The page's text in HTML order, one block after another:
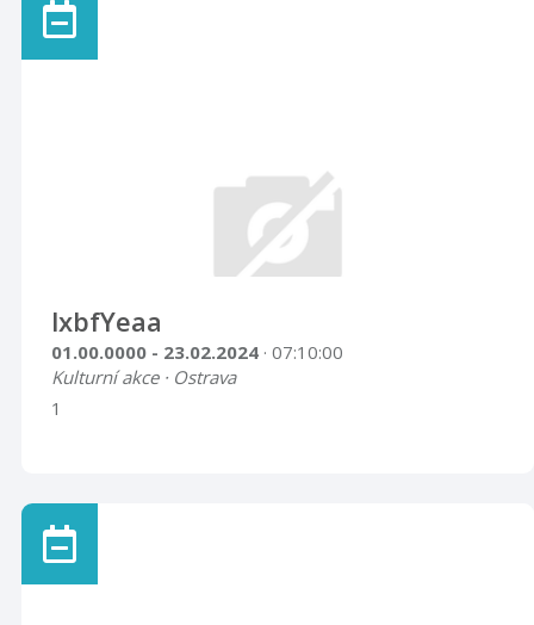
lxbfYeaa
01.00.0000 - 23.02.2024 · 07:10:00
Kulturní akce · Ostrava
1